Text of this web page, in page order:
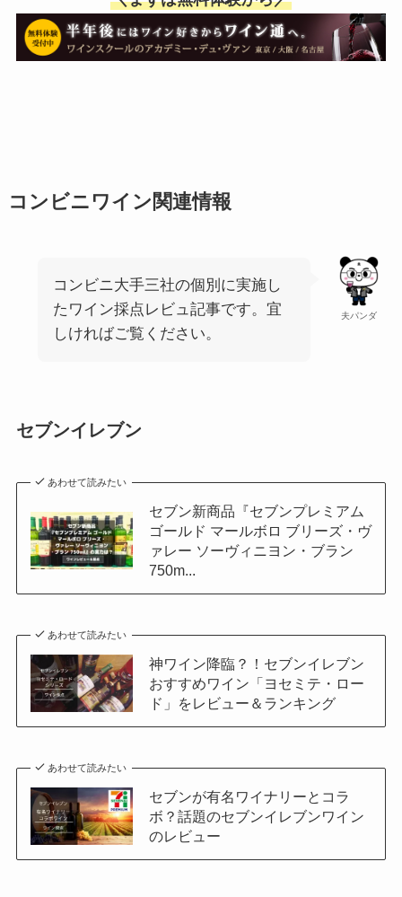
コンビニワイン関連情報
夫パンダ
コンビニ大手三社の個別に実施し
たワイン採点レビュ記事です。宜
しければご覧ください。
セブンイレブン
あわせて読みたい
セブン新商品『セブンプレミアム
ゴールド マールボロ ブリーズ・ヴ
ァレー ソーヴィニヨン・ブラン
750m...
あわせて読みたい
神ワイン降臨？！セブンイレブン
おすすめワイン「ヨセミテ・ロー
ド」をレビュー＆ランキング
あわせて読みたい
セブンが有名ワイナリーとコラ
ボ？話題のセブンイレブンワイン
のレビュー